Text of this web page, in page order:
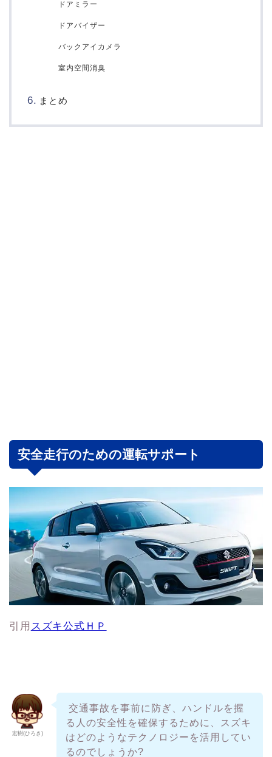
ドアミラー
ドアバイザー
バックアイカメラ
室内空間消臭
まとめ
安全走行のための運転サポート
引用 スズキ公式ＨＰ
宏樹(ひろき)
交通事故を事前に防ぎ、ハンドルを握
る人の安全性を確保するために、スズキ
はどのようなテクノロジーを活用してい
るのでしょうか?